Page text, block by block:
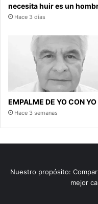
necesita huir es un
Hace 3 días
EMPALME DE YO CON YO
Hace 3 semanas
Nuestro propósito:
mejor